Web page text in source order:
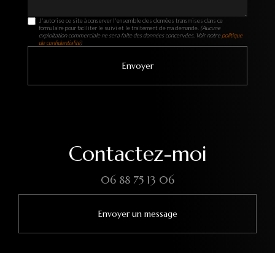
J'autorise ce site à conserver l'ensemble des données transmises dans ce
formulaire pour faciliter le suivi et le traitement de ma demande. (Aucune
exploitation commerciale ne sera faite des données concervées. Voir notrepolitique
de confidentialité)
Contactez-moi
06 88 75 13 06
Envoyer un message